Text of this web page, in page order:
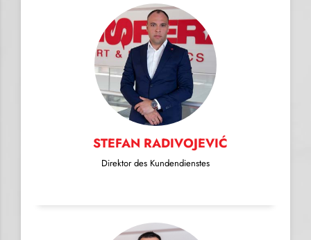
STEFAN RADIVOJEVIĆ
Direktor des Kundendienstes